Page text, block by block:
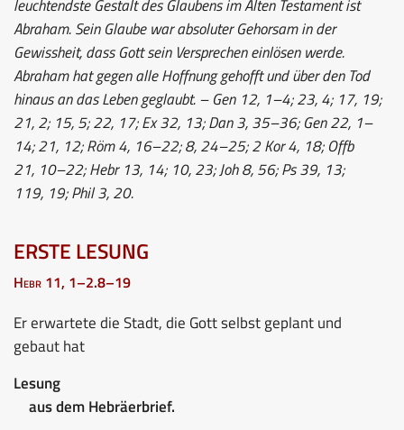
leuchtendste Gestalt des Glaubens im Alten Testament ist
Abraham. Sein Glaube war absoluter Gehorsam in der
Gewissheit, dass Gott sein Versprechen einlösen werde.
Abraham hat gegen alle Hoffnung gehofft und über den Tod
hinaus an das Leben geglaubt. – Gen 12, 1–4; 23, 4; 17, 19;
21, 2; 15, 5; 22, 17; Ex 32, 13; Dan 3, 35–36; Gen 22, 1–
14; 21, 12; Röm 4, 16–22; 8, 24–25; 2 Kor 4, 18; Offb
21, 10–22; Hebr 13, 14; 10, 23; Joh 8, 56; Ps 39, 13;
119, 19; Phil 3, 20.
ERSTE LESUNG
Hebr 11, 1–2.8–19
Er erwartete die Stadt, die Gott selbst geplant und
gebaut hat
Lesung
aus dem Hebräerbrief.